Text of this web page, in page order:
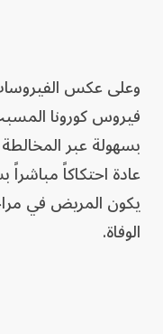
وعلى عكس
بسهولة عبر
عادة احتكاكاً
يكون المريض في
الوفاة.